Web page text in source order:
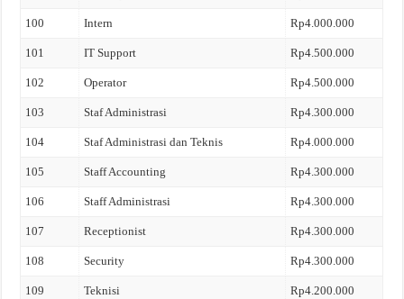
100 Intern Rp4.000.000
101 IT Support Rp4.500.000
102 Operator Rp4.500.000
103 Staf Administrasi Rp4.300.000
104 Staf Administrasi dan Teknis Rp4.000.000
105 Staff Accounting Rp4.300.000
106 Staff Administrasi Rp4.300.000
107 Receptionist Rp4.300.000
108 Security Rp4.300.000
109 Teknisi Rp4.200.000